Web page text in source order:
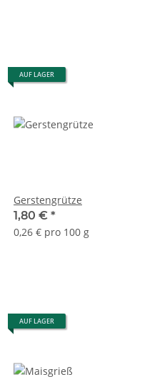
AUF LAGER
Gerstengrütze
1,80 € *
0,26 € pro 100 g
AUF LAGER